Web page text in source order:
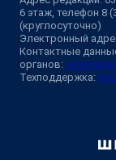
6 этаж, телефон 8
(круглосуточно)
Электронный
Контактные
органов:
Техподдержка: